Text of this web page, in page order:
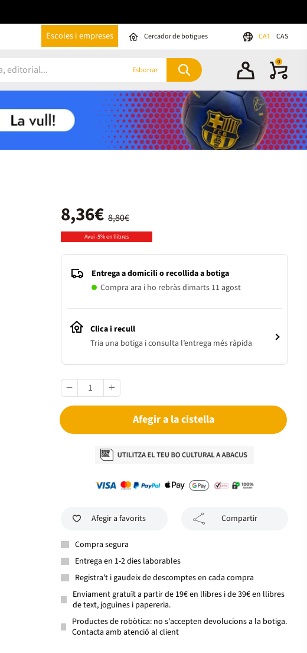
Escoles i empreses Cercador de botigues CAT CAS
Esborrar
0
8,80€
8,36€
Avui -5% en llibres
Entrega a domicili o recollida a botiga
Compra ara i ho rebràs dimarts 11 agost
Clica i recull
Tria una botiga i consulta l’entrega més ràpida
Afegir a la cistella
Afegir a favorits Compartir
Compra segura
Entrega en 1-2 dies laborables
Registra't i gaudeix de descomptes en cada compra
Enviament gratuït a partir de 19€ en llibres i de 39€ en llibres
de text, joguines i papereria.
Productes de robòtica: no s'accepten devolucions a la botiga.
Contacta amb atenció al client